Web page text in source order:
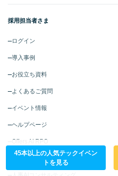
45本以上の人気テックイベン
トを見る
採用担当者さま
ログイン
導入事例
お役立ち資料
よくあるご質問
イベント情報
ヘルプページ
Offers AI RPO
予算型リテーナー